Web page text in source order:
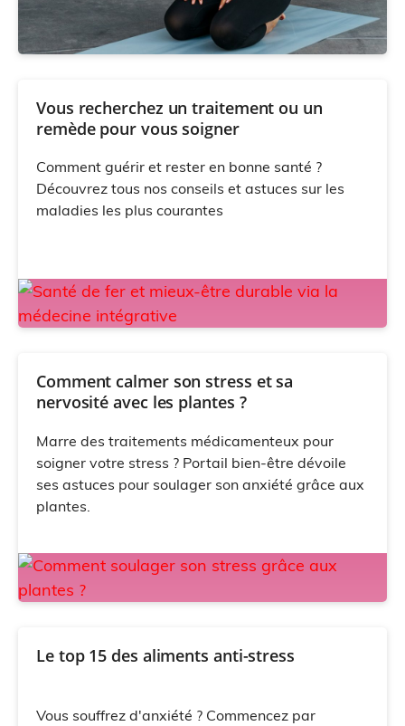
Vous recherchez un traitement ou un
remède pour vous soigner
Comment guérir et rester en bonne santé ?
Découvrez tous nos conseils et astuces sur les
maladies les plus courantes
Comment calmer son stress et sa
nervosité avec les plantes ?
Marre des traitements médicamenteux pour
soigner votre stress ? Portail bien-être dévoile
ses astuces pour soulager son anxiété grâce aux
plantes.
Le top 15 des aliments anti-stress
Vous souffrez d'anxiété ? Commencez par